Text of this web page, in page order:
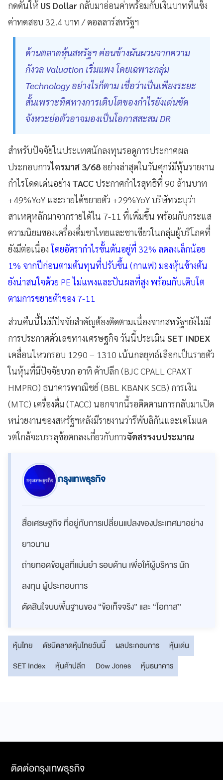
กดดันให้ US Dollar กลับมาอ่อนค่าพร้อมกับเงินบาทที่แข็ง
ค่าทดสอบ 32.4 บาท / ดอลลาร์สหรัฐฯ
ด้านตลาดหุ้นสหรัฐฯ ค่อนข้างผันผวนจากความ
กังวล Valuation เริ่มแพง โดยเฉพาะกลุ่ม
Technology อย่างไรก็ตาม เชื่อว่าเป็นเพียงระยะ
สั้นเพราะทิศทางการเติบโตของกำไรยังเด่นชัด
จังหวะย่อตัวอาจมองเป็นโอกาสสะสม DR
สำหรับปัจจัยในประเทศนักลงทุนรอดูการประกาศผล
ประกอบการไตรมาส 3/68 อย่างล่าสุดในวันศุกร์มีหุ้นรายงาน
กำไรโดดเด่นอย่าง TACCประกาศกำไรสุทธิที่ 90 ล้านบาท
+49%YoY และรายได้ขยายตัว +29%YoY บริษัทระบุว่า
สาเหตุหลักมาจากรายได้ใน 7-11 ที่เพิ่มขึ้น พร้อมกับกระแส
ความนิยมของเครื่องดื่มชาไทยและชาเขียวในกลุ่มผู้บริโภคที่
ยังมีต่อเนื่องโดยอัตรากำไรขั้นต้นอยู่ที่ 32% ลดลงเล็กน้อย
1% จากปีก่อนตามต้นทุนที่ปรับขึ้น (กาแฟ) มองหุ้นข้างต้น
ยังน่าสนใจด้วย PE ไม่แพงและปันผลที่สูง พร้อมกับเติบโต
ตามการขยายตัวของ 7-11
ส่วนคืนนี้ไม่มีปัจจัยสำคัญต้องติดตามเนื่องจากสหรัฐฯยังไม่มี
การประกาศตัวเลขทางเศรษฐกิจ วันนี้ประเมิน SET INDEX
เคลื่อนไหวกรอบ 1290 – 1310 เน้นกลยุทธ์เลือกเป็นรายตัว
ในหุ้นที่มีปัจจัยบวก อาทิ ค้าปลีก (BJC CPALL CPAXT
HMPRO) ธนาคารพาณิชย์ (BBL KBANK SCB) การเงิน
(MTC) เครื่องดื่ม (TACC) นอกจากนี้รอติดตามการกลับมาเปิด
หน่วยงานของสหรัฐฯหลังมีรายงานว่ารีพับลิกันและเดโมแค
รตใกล้จะบรรลุข้อตกลงเกี่ยวกับการจัดสรรงบประมาณ
กรุงเทพธุรกิจ
สื่อเศรษฐกิจ ที่อยู่กับการเปลี่ยนแปลงของประเทศมาอย่าง
ยาวนาน
ถ่ายทอดข้อมูลที่แม่นยำ รอบด้าน เพื่อให้ผู้บริหาร นัก
ลงทุน ผู้ประกอบการ
ตัดสินใจบนพื้นฐานของ “ข้อเท็จจริง” และ “โอกาส”
หุ้นไทย ดัชนีตลาดหุ้นไทยวันนี้ ผลประกอบการ
หุ้นเด่น
SET Index
หุ้นค้าปลีก Dow Jones หุ้นธนาคาร
ติดต่อกรุงเทพธุรกิจ